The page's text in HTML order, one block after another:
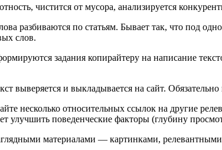
чистится от мусора, анализируется
разбиваются по статьям. Бывает так, что под
слов.
задания копирайтеру на написание
выверяется и выкладывается на сайт.
несколько относительных ссылок на другие
улучшить поведенческие факторы (глубину
материалами — картинками,